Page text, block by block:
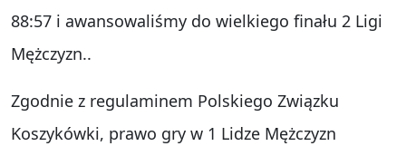
88:57 i awansowaliśmy do wielkiego finału 2 Ligi
Mężczyzn..
Zgodnie z regulaminem Polskiego Związku
Koszykówki, prawo gry w 1 Lidze Mężczyzn